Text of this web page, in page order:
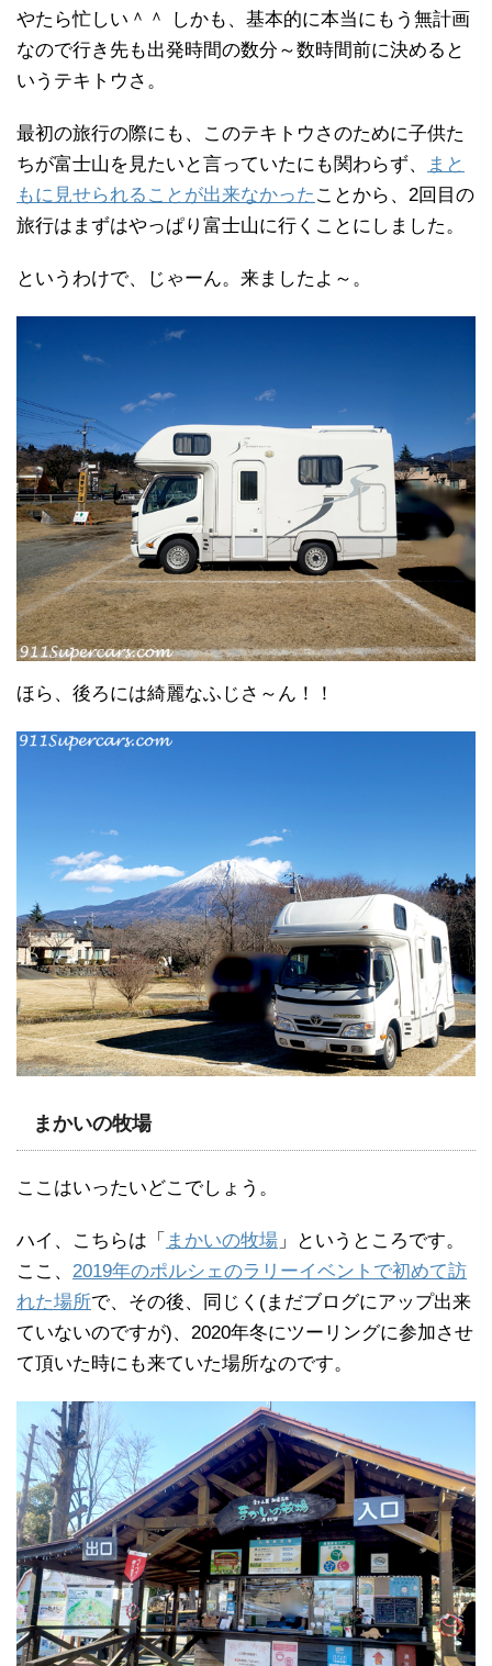
やたら忙しい＾＾ しかも、基本的に本当にもう無計画
なので行き先も出発時間の数分～数時間前に決めると
いうテキトウさ。
最初の旅行の際にも、このテキトウさのために子供た
ちが富士山を見たいと言っていたにも関わらず、
まと
もに見せられることが出来なかった ことから、2回目の
旅行はまずはやっぱり富士山に行くことにしました。
というわけで、じゃーん。来ましたよ～。
ほら、後ろには綺麗なふじさ～ん！！
まかいの牧場
ここはいったいどこでしょう。
ハイ、こちらは「 まかいの牧場 」というところです。
ここ、 2019年のポルシェのラリーイベントで初めて訪
れた場所で、その後、同じく(まだブログにアップ出来
ていないのですが)、2020年冬にツーリングに参加させ
て頂いた時にも来ていた場所なのです。